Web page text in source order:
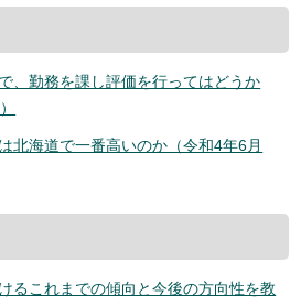
、勤務を課し評価を行ってはどうか
北海道で一番高いのか（令和4年6月
るこれまでの傾向と今後の方向性を教